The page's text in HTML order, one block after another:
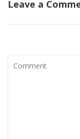
Leave a